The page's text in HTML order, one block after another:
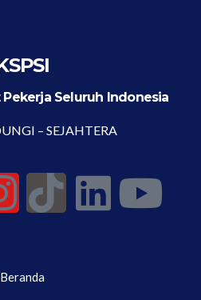
Seluruh Indonesia
– SEJAHTERA
Beranda